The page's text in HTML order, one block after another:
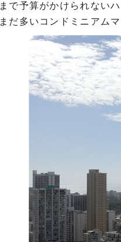
まで予算がかけられない
まだ多いコンドミニアム